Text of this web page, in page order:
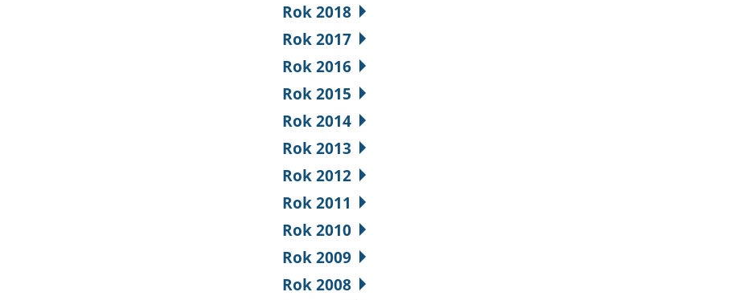
Rok 2018
Rok 2017
Rok 2016
Rok 2015
Rok 2014
Rok 2013
Rok 2012
Rok 2011
Rok 2010
Rok 2009
Rok 2008